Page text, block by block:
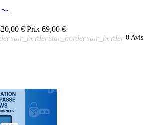
...
€ Prix 69,00 €
star_borderstar_borderstar_border 0 Avis